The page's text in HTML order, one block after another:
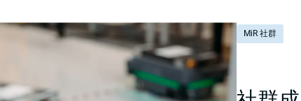
MiR 社群